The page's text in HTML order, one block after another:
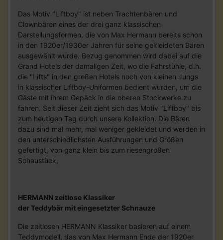
Das Motiv "Liftboy" ist neben Trachtenbären und
Clownbären eines der drei ganz klassischen
Darstellungsformen, die von Max Hermann bereits schon
in den 1920er/1930er Jahren für seine gekleideten Bären
ausgewählt wurde. Bezug genommen wird dabei auf die
Grand Hotels der damaligen Zeit, wo die Fahrstühle, d.h.
die "Lifts" in den großen Hotels noch von kleinen Jungs
in klassischer Liftboy-Uniformen bedient wurden, um die
Gäste mit ihrem Gepäck in die oberen Stockwerke zu
fahren. Seit dieser Zeit zieht sich das Motiv "Liftboy" bis
zum heutigen Tag durch unsere Kollektion. Die Bären
dazu sind mal mehr, mal weniger gekleidet und werden in
den unterschiedlichsten Ausführungen und Größen
gefertigt, von ganz klein bis zum riesengroßen
Schaustück,
HERMANN zeitlose Klassiker
der Teddybär mit eingesetzter Schnauze
Die zeitlosen HERMANN Klassiker basieren auf einem
Teddymodell, das von Max Hermann Ende der 1920er